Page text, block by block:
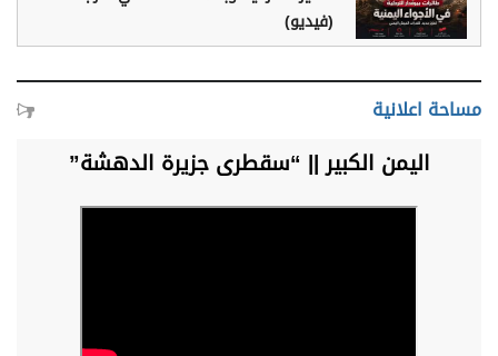
(فيديو)
مساحة اعلانية
اليمن الكبير || “سقطرى جزيرة الدهشة”